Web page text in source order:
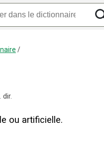
/
dir.
ou artificielle.